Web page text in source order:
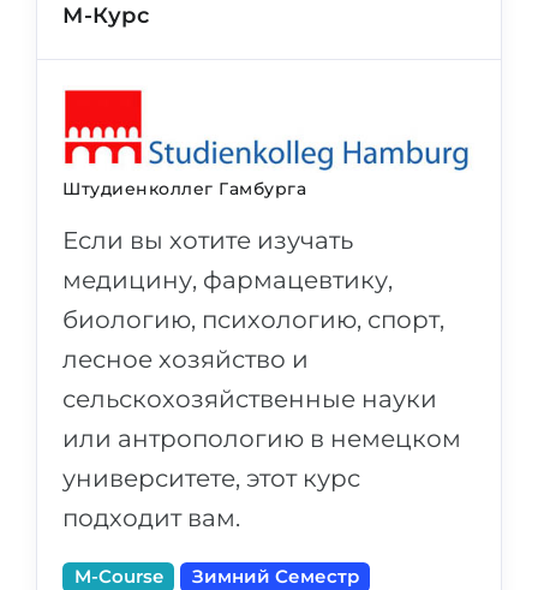
М-Курс
Штудиенколлег Гамбурга
Если вы хотите изучать
медицину, фармацевтику,
биологию, психологию, спорт,
лесное хозяйство и
сельскохозяйственные науки
или антропологию в немецком
университете, этот курс
подходит вам.
M-Course
Зимний Семестр